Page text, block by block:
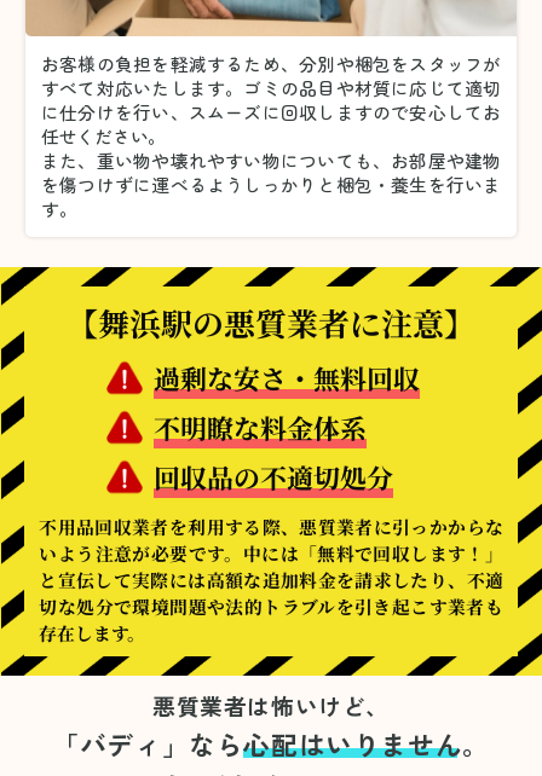
お客様の負担を軽減するため、分別や梱包をスタッフが
すべて対応いたします。 ゴミの品目や材質に応じて適切
に仕分けを行い、スムーズに回収しますので安心してお
任せください。
また、重い物や壊れやすい物についても、お部屋や建物
を傷つけずに運べるようしっかりと梱包・養生を行いま
す。
【舞浜駅の悪質業者に注意】
過剰な安さ・無料回収
不明瞭な料金体系
回収品の不適切処分
不用品回収業者を利用する際、悪質業者に引っかからな
いよう注意が必要です。中には「無料で回収します！」
と宣伝して実際には高額な追加料金を請求したり、不適
切な処分で環境問題や法的トラブルを引き起こす業者も
存在します。
悪質業者は怖いけど、
「バディ」なら心配はいりません。